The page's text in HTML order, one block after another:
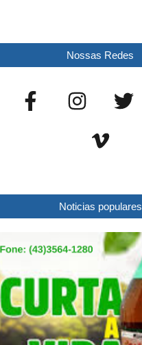
Nossas Redes
Noticias populares